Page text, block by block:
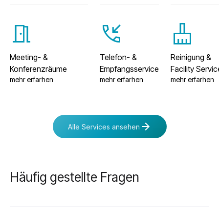
meeting_room
Meeting- &
Konferenzräume
mehr erfarhen
phone_callback
Telefon- &
Empfangsservice
mehr erfarhen
cleaning_services
Reinigung &
Facility
mehr erfarhen
Alle Services ansehen
Häufig gestellte Fragen